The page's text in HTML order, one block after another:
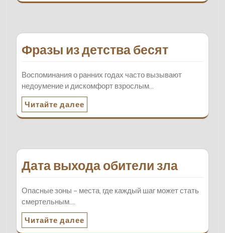
Фразы из детства бесят
Воспоминания о ранних годах часто вызывают
недоумение и дискомфорт взрослым…
Читайте далее
Дата выхода обители зла
Опасные зоны – места, где каждый шаг может стать
смертельным.…
Читайте далее